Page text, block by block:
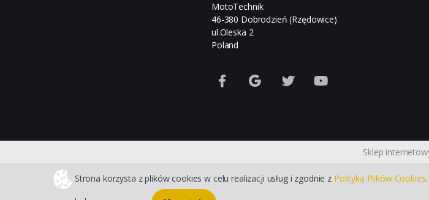
Strona korzysta z plików cookies w celu realizacji usług i zgodnie z Polityką Plików Cookies
MotoTechnik
46-380 Dobrodzień (Rzędowice)
ul.Oleska 2
Poland
Sklep